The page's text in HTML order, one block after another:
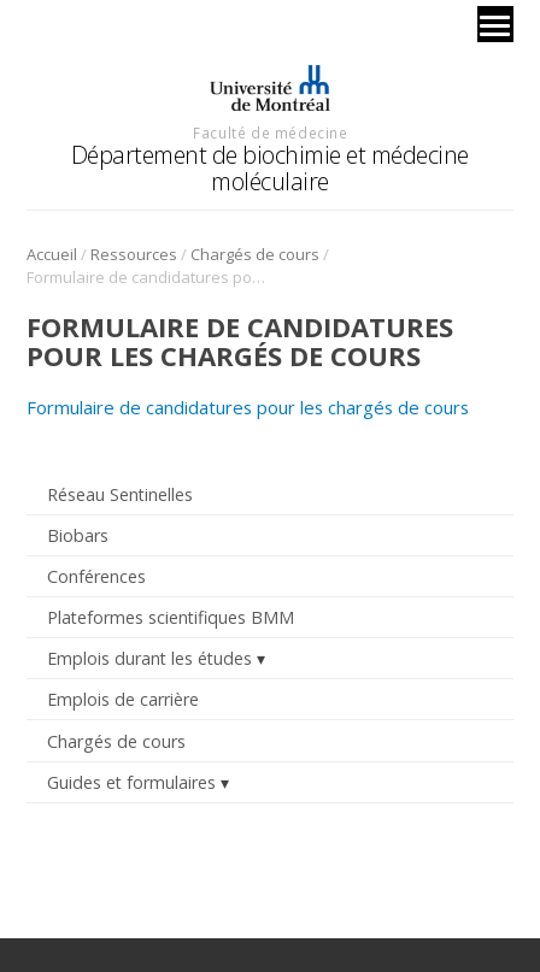
Faculté de médecine
Département de biochimie et médecine
moléculaire
Accueil / Ressources / Chargés de cours /
Formulaire de candidatures pour les chargés de cours
Réseau Sentinelles
Biobars
Conférences
Plateformes scientifiques BMM
Emplois durant les études
Emplois de carrière
Chargés de cours
Guides et formulaires
FORMULAIRE DE CANDIDATURES
POUR LES CHARGÉS DE COURS
Formulaire de candidatures pour les chargés de cours